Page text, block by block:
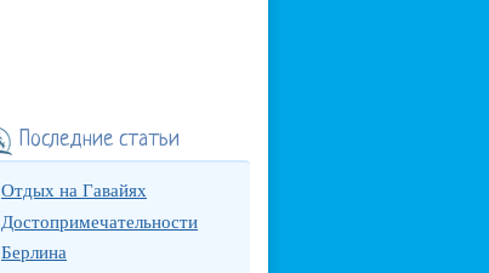
Последние статьи
Отдых на Гавайях
Достопримечательности
Берлина